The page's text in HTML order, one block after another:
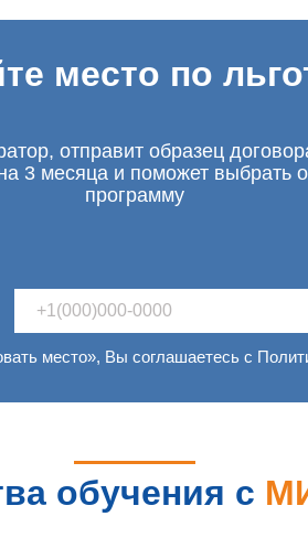
место по
отправит образец
3 месяца и поможет выбрать
программу
место», Вы соглашаетесь с
обучения с